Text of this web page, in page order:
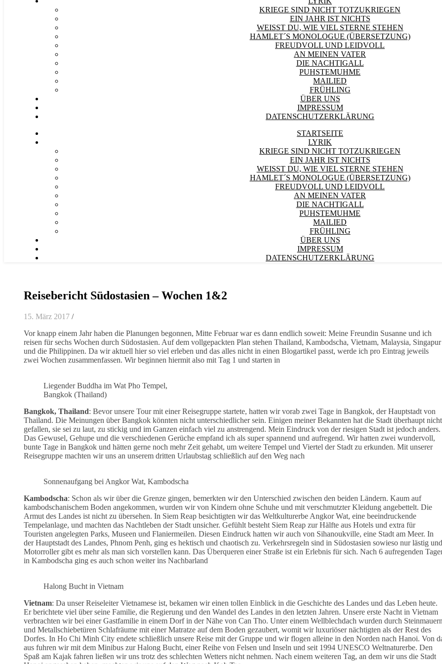
KRIEGE SIND NICHT TOTZUKRIEGEN
EIN JAHR IST NICHTS
WEISST DU, WIE VIEL STERNE STEHEN
HAMLET´S MONOLOGUE (ÜBERSETZUNG)
FREUDVOLL UND LEIDVOLL
AN MEINEN VATER
DIE NACHTIGALL
PUHSTEMUHME
MAILIED
FRÜHLING
ÜBER UNS
IMPRESSUM
DATENSCHUTZERKLÄRUNG
STARTSEITE
LYRIK
KRIEGE SIND NICHT TOTZUKRIEGEN
EIN JAHR IST NICHTS
WEISST DU, WIE VIEL STERNE STEHEN
HAMLET´S MONOLOGUE (ÜBERSETZUNG)
FREUDVOLL UND LEIDVOLL
AN MEINEN VATER
DIE NACHTIGALL
PUHSTEMUHME
MAILIED
FRÜHLING
ÜBER UNS
IMPRESSUM
DATENSCHUTZERKLÄRUNG
Reisebericht Südostasien – Wochen 1&2
15. März 2017 /
Vor knapp einem Jahr haben die Planungen begonnen, Mitte Februar war es dann endlich soweit: Meine Freundin Susanne und ich
reisen für sechs Wochen durch Südostasien. Auf dem vollgepackten Plan stehen Thailand, Kambodscha, Vietnam, Malaysia, Singapur
und die Philippinen. Da wir aktuell hier so viel erleben und das alles nicht in einen Blogartikel passt, werde ich pro Eintrag jeweils
zwei Wochen zusammenfassen. Wir beginnen hiermit also mit Tag 1 und starten in
Liegender Buddha im Wat Pho Tempel,
Bangkok (Thailand)
Bangkok, Thailand: Bevor unsere Tour mit einer Reisegruppe startete, hatten wir vorab zwei Tage in Bangkok, der Hauptstadt von
Thailand. Die Meinungen über Bangkok könnten nicht unterschiedlicher sein. Einigen meiner Bekannten hat die Stadt überhaupt nicht
gefallen, sie sei zu laut, zu stickig und im Ganzen einfach viel zu anstrengend. Mein Eindruck von der riesigen Stadt ist jedoch anders.
Das Gewusel, Gehupe und die verschiedenen Gerüche empfand ich als super spannend und aufregend. Wir hatten zwei wundervoll,
bunte Tage in Bangkok und hätten gerne noch mehr Zeit gehabt, um weitere Tempel und Viertel der Stadt zu erkunden. Mit unserer
Reisegruppe machten wir uns an unserem dritten Urlaubstag schließlich auf den Weg nach
Sonnenaufgang bei Angkor Wat, Kambodscha
Kambodscha: Schon als wir über die Grenze gingen, bemerkten wir den Unterschied zwischen den beiden Ländern. Kaum auf
kambodschanischem Boden angekommen, wurden wir von Kindern ohne Schuhe und mit verschmutzter Kleidung angebettelt. Die
Armut des Landes ist nicht zu übersehen. In Siem Reap besichtigten wir das Weltkulturerbe Angkor Wat, eine beeindruckende
Tempelanlage, und machten das Nachtleben der Stadt unsicher. Gefühlt besteht Siem Reap zur Hälfte aus Hotels und extra für
Touristen angelegten Parks, Museen und Flaniermeilen. Diesen Eindruck hatten wir auch von Sihanoukville, eine Stadt am Meer. In
der Hauptstadt des Landes, Phnom Penh, ging es hektisch und chaotisch zu. Verkehrsregeln sind in Südostasien sowieso nur lästig und
Motorroller gibt es mehr als man sich vorstellen kann. Das Überqueren einer Straße ist ein Erlebnis für sich. Nach 6 aufregenden
in Kambodscha ging es auch schon weiter ins Nachbarland
Halong Bucht in Vietnam
Vietnam: Da unser Reiseleiter Vietnamese ist, bekamen wir einen tollen Einblick in die Geschichte des Landes und das Leben heute.
Er berichtete viel über seine Familie, die Regierung und den Wandel des Landes in den letzten Jahren. Unsere erste Nacht in Vietnam
verbrachten wir bei einer Gastfamilie in einem Dorf in der Nähe von Can Tho. Unter einem Wellblechdach wurden durch Steinmauern
und Metallschiebetüren Schlafräume mit einer Matratze auf dem Boden gezaubert, womit wir luxuriöser nächtigten als der Rest des
Dorfes. In Ho Chi Minh City endete schließlich unsere Reise mit der Gruppe und wir flogen alleine in den Norden nach Hanoi. Von
aus fuhren wir mit dem Minibus zur Halong Bucht, einer Reihe von Felsen und Inseln und seit 1994 UNESCO Weltnaturerbe. Den
Spaß am Kajak fahren ließen wir uns trotz des schlechten Wetters nicht nehmen. Nach einem weiteren Tag, an dem wir uns die Stadt